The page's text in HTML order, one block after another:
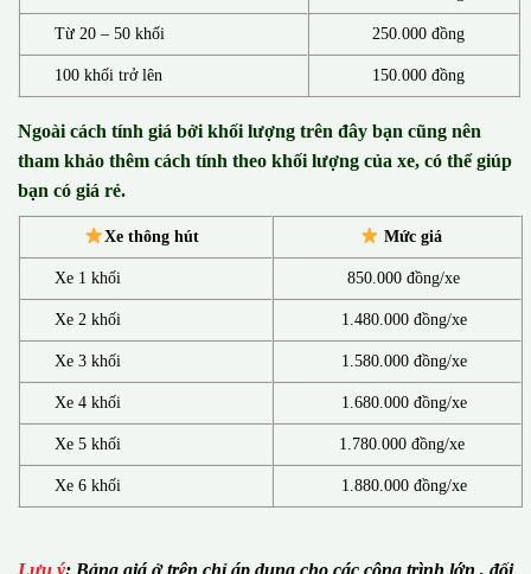
Từ 20 – 50 khối 250.000 đồng
100 khối trở lên 150.000 đồng
Ngoài cách tính giá bởi khối lượng trên đây bạn cũng nên
tham khảo thêm cách tính theo khối lượng của xe, có thể giúp
bạn có giá rẻ.
Xe thông hút Mức giá
Xe 1 khối 850.000 đồng/xe
Xe 2 khối 1.480.000 đồng/xe
Xe 3 khối 1.580.000 đồng/xe
Xe 4 khối 1.680.000 đồng/xe
Xe 5 khối 1.780.000 đồng/xe
Xe 6 khối 1.880.000 đồng/xe